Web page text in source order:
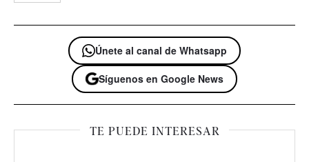
Únete al canal de Whatsapp
Síguenos en Google News
TE PUEDE INTERESAR